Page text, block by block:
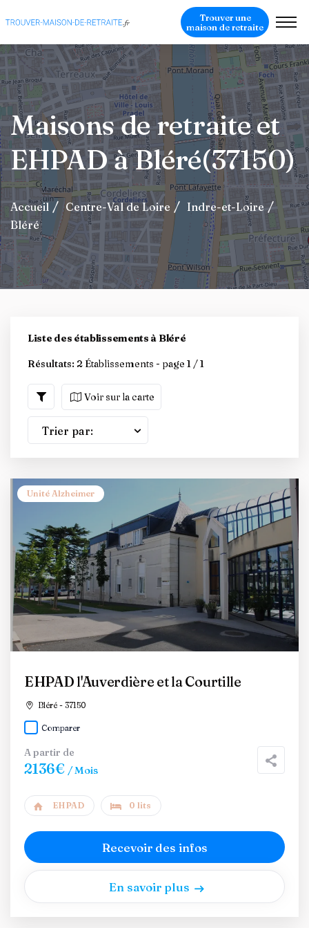
Trouver une
maison de retraite
Maisons de retraite et
EHPAD à Bléré(37150)
Accueil Centre-Val de Loire
Indre-et-Loire
Bléré
Liste des établissements à Bléré
Résultats: 2 Établissements - page 1 / 1
Voir sur la carte
Trier par:
Unité Alzheimer
EHPAD l'Auverdière et la Courtille
Bléré - 37150
Comparer
A partir de
2136€ / Mois
EHPAD 0 lits
Recevoir des infos
En savoir plus